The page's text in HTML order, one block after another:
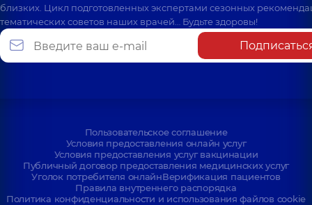
близких. Цикл подготовленных экспертами сезонных
тематических советов наших врачей… Будьте здоровы!
Пользовательское соглашение
Условия предоставления онлайн услуг
Условия предоставления услуг вакцинации
Публичный договор предоставления медицинских услуг
Уголок потребителя онлайнВерификация пациентов
Правила внутреннего распорядка
Политика конфиденциальности и использования файлов cookie